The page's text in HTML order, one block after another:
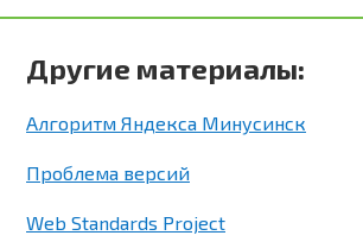
Другие материалы:
Алгоритм Яндекса Минусинск
Проблема версий
Web Standards Project